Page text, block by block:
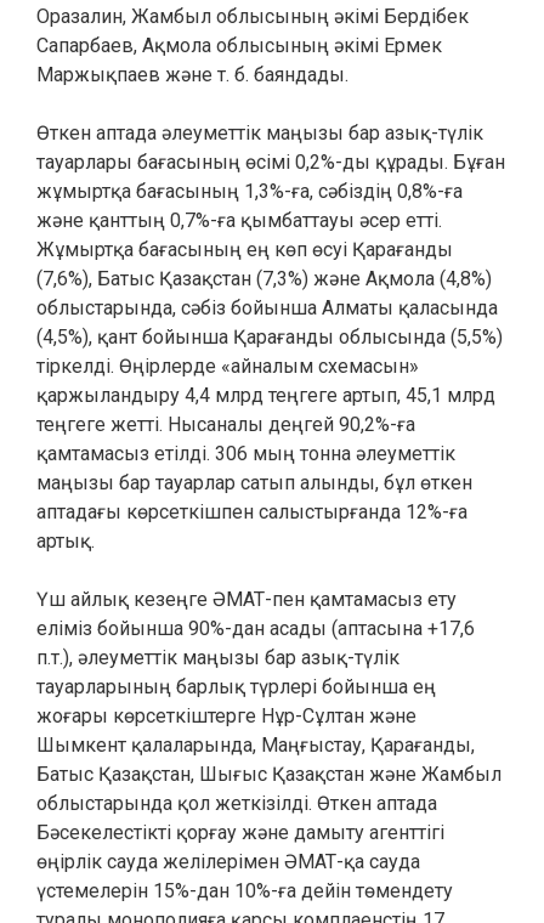
Оразалин, Жамбыл облысының әкімі Бердібек
Сапарбаев, Ақмола облысының әкімі Ермек
Маржықпаев және т. б. баяндады.
Өткен аптада әлеуметтік маңызы бар азық-түлік
тауарлары бағасының өсімі 0,2%-ды құрады. Бұған
жұмыртқа бағасының 1,3%-ға, сәбіздің 0,8%-ға
және қанттың 0,7%-ға қымбаттауы әсер етті.
Жұмыртқа бағасының ең көп өсуі Қарағанды
(7,6%), Батыс Қазақстан (7,3%) және Ақмола (4,8%)
облыстарында, сәбіз бойынша Алматы қаласында
(4,5%), қант бойынша Қарағанды облысында (5,5%)
тіркелді. Өңірлерде «айналым схемасын»
қаржыландыру 4,4 млрд теңгеге артып, 45,1 млрд
теңгеге жетті. Нысаналы деңгей 90,2%-ға
қамтамасыз етілді. 306 мың тонна әлеуметтік
маңызы бар тауарлар сатып алынды, бұл өткен
аптадағы көрсеткішпен салыстырғанда 12%-ға
артық.
Үш айлық кезеңге ӘМАТ-пен қамтамасыз ету
еліміз бойынша 90%-дан асады (аптасына +17,6
п.т.), әлеуметтік маңызы бар азық-түлік
тауарларының барлық түрлері бойынша ең
жоғары көрсеткіштерге Нұр-Сұлтан және
Шымкент қалаларында, Маңғыстау, Қарағанды,
Батыс Қазақстан, Шығыс Қазақстан және Жамбыл
облыстарында қол жеткізілді. Өткен аптада
Бәсекелестікті қорғау және дамыту агенттігі
өңірлік сауда желілерімен ӘМАТ-қа сауда
үстемелерін 15%-дан 10%-ға дейін төмендету